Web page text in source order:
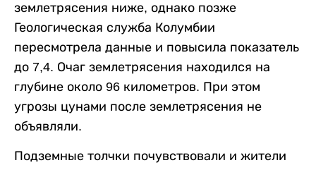
землетрясения ниже, однако позже
Геологическая служба Колумбии
пересмотрела данные и повысила показатель
до 7,4. Очаг землетрясения находился на
глубине около 96 километров. При этом
угрозы цунами после землетрясения не
объявляли.
Подземные толчки почувствовали и жители